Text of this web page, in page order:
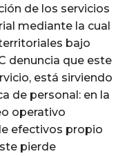
de los servicios
mediante la cual
bajo
denuncia que este
está sirviendo
de personal: en la
operativo
efectivos propio
pierde